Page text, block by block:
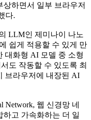
하면서 일부 브라우저
다.
LLM인 제미나이 나노
쉽게 적용할 수 있게 만
대화형 AI 모델 중 소형
도 작동할 수 있도록 최
브라우저에 내장된 AI
Network, 웹 신경망 네
하고 가속화하는 더 일